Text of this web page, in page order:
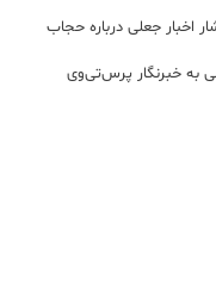
اخبار جعلی درباره حجاب
به خبرنگار پرس‌تی‌وی